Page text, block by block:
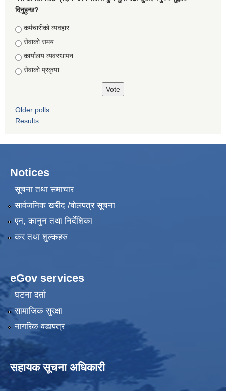
दिनुहुन्छ?
Choices
कर्मचारीको व्यवहार
सेवाको समय
कार्यालय व्यवस्थापन
सेवाको प्रकृया
Older polls
Results
Notices
सूचना तथा समाचार
सार्वजनिक खरीद /बोलपत्र सूचना
एन, कानुन तथा निर्देशिका
कर तथा शुल्कहरु
eGov services
घटना दर्ता
सामाजिक सुरक्षा
नागरिक वडापत्र
सहायक सूचना अधिकारी